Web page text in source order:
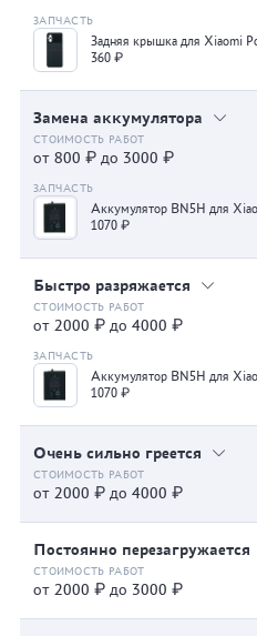
Задняя крышка для Xiaomi
360 ₽
Замена аккумулятора
от 800 ₽ до 3000 ₽
Аккумулятор BN5H для
1070 ₽
Быстро разряжается
от 2000 ₽ до 4000 ₽
Аккумулятор BN5H для
1070 ₽
Очень сильно греется
от 2000 ₽ до 4000 ₽
Постоянно перезагружается
от 2000 ₽ до 3000 ₽